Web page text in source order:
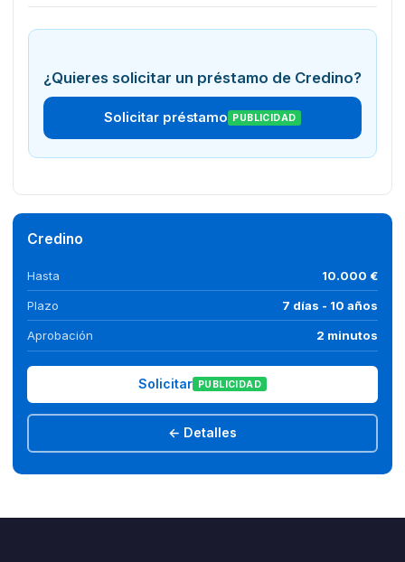
¿Quieres solicitar un préstamo de Credino?
Solicitar préstamo PUBLICIDAD
Credino
Hasta 10.000 €
Plazo 7 días - 10 años
Aprobación 2 minutos
Solicitar PUBLICIDAD
← Detalles